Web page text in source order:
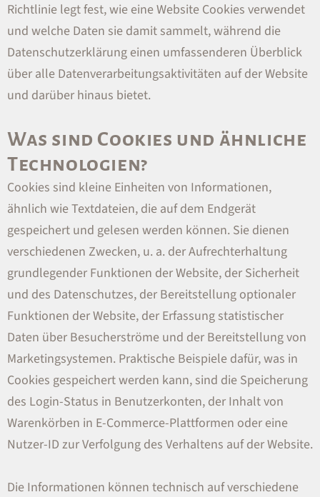
Richtlinie legt fest, wie eine Website Cookies verwendet
und welche Daten sie damit sammelt, während die
Datenschutzerklärung einen umfassenderen Überblick
über alle Datenverarbeitungsaktivitäten auf der Website
und darüber hinaus bietet.
Was sind Cookies und ähnliche
Technologien?
Cookies sind kleine Einheiten von Informationen,
ähnlich wie Textdateien, die auf dem Endgerät
gespeichert und gelesen werden können. Sie dienen
verschiedenen Zwecken, u. a. der Aufrechterhaltung
grundlegender Funktionen der Website, der Sicherheit
und des Datenschutzes, der Bereitstellung optionaler
Funktionen der Website, der Erfassung statistischer
Daten über Besucherströme und der Bereitstellung von
Marketingsystemen. Praktische Beispiele dafür, was in
Cookies gespeichert werden kann, sind die Speicherung
des Login-Status in Benutzerkonten, der Inhalt von
Warenkörben in E-Commerce-Plattformen oder eine
Nutzer-ID zur Verfolgung des Verhaltens auf der Website.
Die Informationen können technisch auf verschiedene